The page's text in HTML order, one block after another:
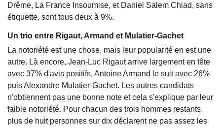
Drême, La France Insoumise, et Daniel Salem Chiad, sans
étiquette, sont tous deux à 9%.
Un trio entre Rigaut, Armand et Mulatier-Gachet
La notoriété est une chose, mais leur popularité en est une
autre. Là encore, Jean-Luc Rigaut arrive largement en tête
avec 37% d'avis positifs, Antoine Armand le suit avec 26%
puis Alexandre Mulatier-Gachet. Les autres candidats
n'obtiennent pas une bonne note et cela s'explique par leur
faible notoriété. Pour chacun des trois hommes restants,
plus de huit personnes sur dix déclarent ne pas assez les